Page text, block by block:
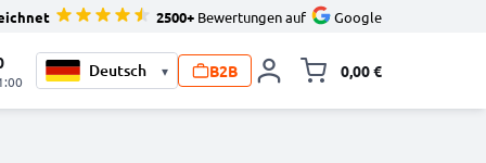
2500+ Bewertungen auf Google
▾ B2B 0,00 €